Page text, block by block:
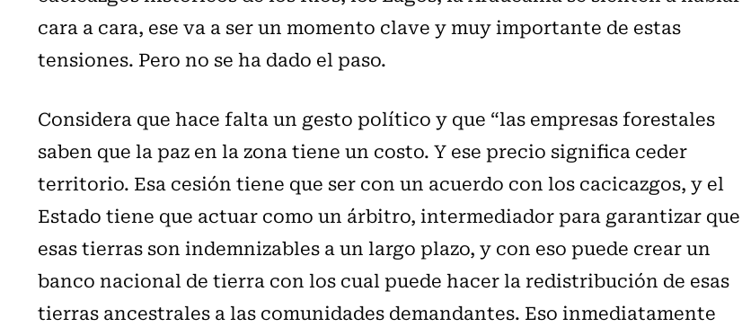
cara a cara, ese va a ser un momento clave y muy importante de estas
tensiones. Pero no se ha dado el paso.
Considera que hace falta un gesto político y que “las empresas forestales
saben que la paz en la zona tiene un costo. Y ese precio significa ceder
territorio. Esa cesión tiene que ser con un acuerdo con los cacicazgos, y el
Estado tiene que actuar como un árbitro, intermediador para garantizar que
esas tierras son indemnizables a un largo plazo, y con eso puede crear un
banco nacional de tierra con los cual puede hacer la redistribución de esas
tierras ancestrales a las comunidades demandantes. Eso inmediatamente